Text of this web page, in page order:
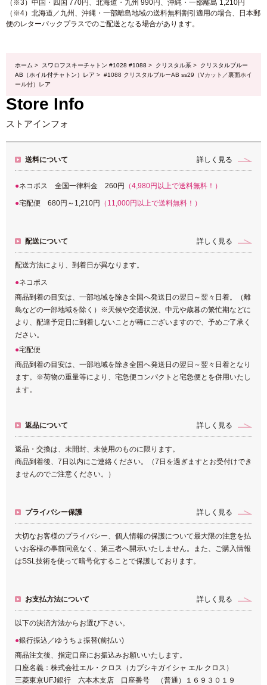
（※3）中国・四国 770円、北海道・九州 990円、沖縄・一部離島 1,210円
（※4）北海道／九州、沖縄・一部離島地域の送料無料割引適用の場合、日本郵
便のレターパックプラスでのご配送となる場合があります。
ホーム > スワロフスキーチャトン #1028 #1088 > クリスタル系 > クリスタルブルー
AB（ホイル付チャトン）レア > #1088 クリスタルブルーAB ss29（Vカット／裏面ホイ
ール付）レア
Store Info
ストアインフォ
送料について 詳しく見る
ネコポス 全国一律料金 260円 （4,980円以上で送料無料！）
宅配便 680円～1,210円 （11,000円以上で送料無料！）
配送について 詳しく見る
配送方法により、到着日が異なります。
ネコポス
商品到着の目安は、一部地域を除き全国へ発送日の翌日～翌々日着。（離
島などの一部地域を除く）※天候や交通状況、中元や歳暮の繁忙期などに
より、配達予定日に到着しないことが稀にございますので、予めご了承く
ださい。
宅配便
商品到着の目安は、一部地域を除き全国へ発送日の翌日～翌々日着となり
ます。※荷物の重量等により、宅急便コンパクトと宅急便とを併用いたし
ます。
返品について 詳しく見る
返品・交換は、未開封、未使用のものに限ります。
商品到着後、7日以内にご連絡ください。（7日を過ぎますとお受付けでき
ませんのでご注意ください。）
プライバシー保護 詳しく見る
大切なお客様のプライバシー、個人情報の保護について最大限の注意を払
いお客様の事前同意なく、第三者へ開示いたしません。また、ご購入情報
はSSL技術を使って暗号化することで保護しております。
お支払方法について 詳しく見る
以下の決済方法からお選び下さい。
銀行振込／ゆうちょ振替(前払い)
商品注文後、指定口座にお振込みお願いいたします。
口座名義：株式会社エル・クロス（カブシキガイシャ エル クロス）
三菱東京UFJ銀行 六本木支店 口座番号 （普通）１６９３０１９